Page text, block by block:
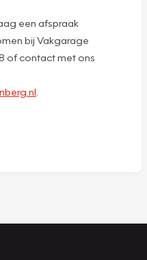
een afspraak
bij Vakgarage
of contact met ons